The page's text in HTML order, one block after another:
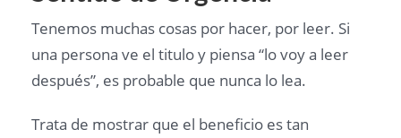
Tenemos muchas cosas por hacer, por leer. Si
una persona ve el titulo y piensa “lo voy a leer
después”, es probable que nunca lo lea.
Trata de mostrar que el beneficio es tan